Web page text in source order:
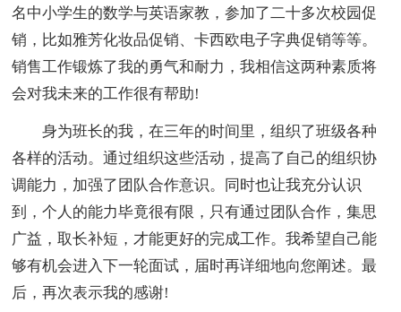
名中小学生的数学与英语家教，参加了二十多次校园促
销，比如雅芳化妆品促销、卡西欧电子字典促销等等。
销售工作锻炼了我的勇气和耐力，我相信这两种素质将
会对我未来的工作很有帮助!
身为班长的我，在三年的时间里，组织了班级各种
各样的活动。通过组织这些活动，提高了自己的组织协
调能力，加强了团队合作意识。同时也让我充分认识
到，个人的能力毕竟很有限，只有通过团队合作，集思
广益，取长补短，才能更好的完成工作。我希望自己能
够有机会进入下一轮面试，届时再详细地向您阐述。最
后，再次表示我的感谢!